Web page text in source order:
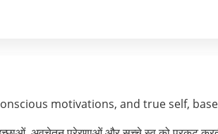
motivations, and true self,